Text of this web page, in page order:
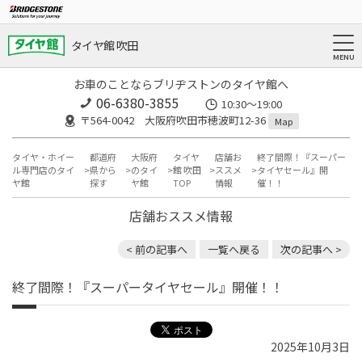
タイヤ館 吹田
お車のことならブリヂストンのタイヤ館へ
06-6380-3855
10:30～19:00
〒564-0042 大阪府吹田市穂波町12-36
Map
タイヤ・ホイー
ル専門店のタイ
ヤ館
都道府
県から
探す
大阪府
のタイ
ヤ館
タイヤ
館 吹田
TOP
店舗お
ススメ
情報
終了間際！『スーパー
タイヤセール』開
催！！
店舗おススメ情報
< 前の記事へ 一覧へ戻る 次の記事へ >
終了間際！『スーパータイヤセール』開催！！
2025年10月3日